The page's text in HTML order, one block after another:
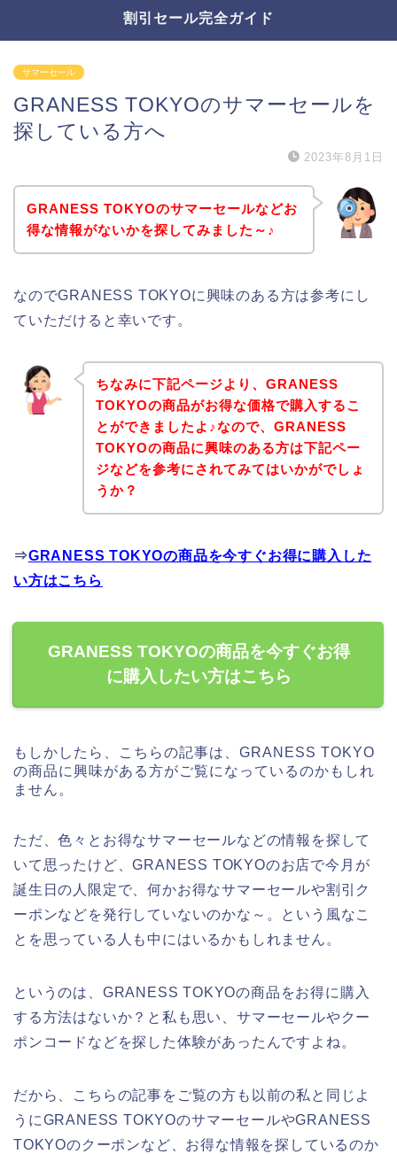
割引セール完全ガイド
サマーセール
GRANESS TOKYOのサマーセールを
探している方へ
2023年8月1日
GRANESS TOKYOのサマーセールなどお
得な情報がないかを探してみました～♪
なのでGRANESS TOKYOに興味のある方は参考にし
ていただけると幸いです。
ちなみに下記ページより、GRANESS
TOKYOの商品がお得な価格で購入するこ
とができましたよ♪なので、GRANESS
TOKYOの商品に興味のある方は下記ペー
ジなどを参考にされてみてはいかがでしょ
うか？
⇒GRANESS TOKYOの商品を今すぐお得に購入した
い方はこちら
GRANESS TOKYOの商品を今すぐお得
に購入したい方はこちら
もしかしたら、こちらの記事は、GRANESS TOKYO
の商品に興味がある方がご覧になっているのかもしれ
ません。
ただ、色々とお得なサマーセールなどの情報を探して
いて思ったけど、GRANESS TOKYOのお店で今月が
誕生日の人限定で、何かお得なサマーセールや割引ク
ーポンなどを発行していないのかな～。という風なこ
とを思っている人も中にはいるかもしれません。
というのは、GRANESS TOKYOの商品をお得に購入
する方法はないか？と私も思い、サマーセールやクー
ポンコードなどを探した体験があったんですよね。
だから、こちらの記事をご覧の方も以前の私と同じよ
うにGRANESS TOKYOのサマーセールやGRANESS
TOKYOのクーポンなど、お得な情報を探しているのか